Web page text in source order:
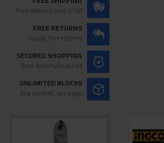
Free delivery over $100
FREE RETURNS
Hassle free returns
SECURED SHOPPING
Best security features
UNLIMITED BLOCKS
Any content, any page